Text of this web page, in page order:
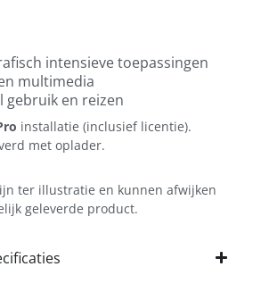
intensieve toepassingen
multimedia
gebruik en reizen
installatie (inclusief licentie).
met oplader.
ter illustratie en kunnen afwijken
geleverde product.